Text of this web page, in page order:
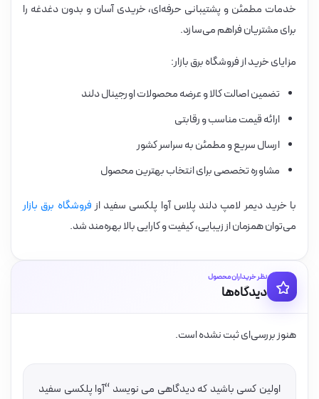
خدمات مطمئن و پشتیبانی حرفه‌ای، خریدی آسان و بدون دغدغه را
برای مشتریان فراهم می‌سازد.
مزایای خرید از فروشگاه برق بازار:
تضمین اصالت کالا و عرضه محصولات اورجینال دلند
ارائه قیمت مناسب و رقابتی
ارسال سریع و مطمئن به سراسر کشور
مشاوره تخصصی برای انتخاب بهترین محصول
با خرید دیمر لامپ دلند پلاس آوا پلکسی سفید ازفروشگاه برق بازار
می‌توان همزمان از زیبایی، کیفیت و کارایی بالا بهره‌مند شد.
نظر خریداران محصول
دیدگاه‌ها
هنوز بررسی‌ای ثبت نشده است.
اولین کسی باشید که دیدگاهی می نویسد “آوا پلکسی سفید